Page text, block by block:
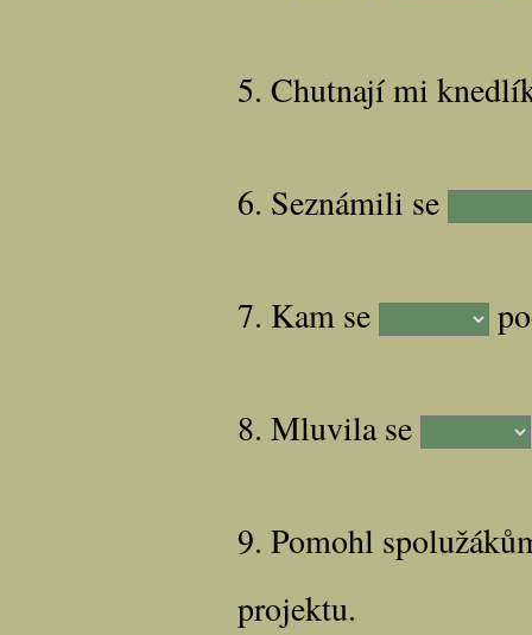
5. Chutnají mi
6. Seznámili se
7. Kam se
8. Mluvila se
9. Pomohl
projektu.